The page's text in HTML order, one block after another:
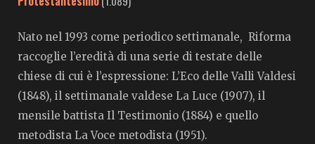
Nato nel 1993 come periodico settimanale, Riforma
raccoglie l’eredità di una serie di testate delle
chiese di cui è l’espressione: L’Eco delle Valli Valdesi
(1848), il settimanale valdese La Luce (1907), il
mensile battista Il Testimonio (1884) e quello
metodista La Voce metodista (1951).